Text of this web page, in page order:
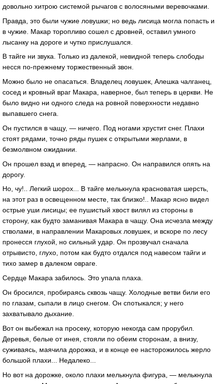
довольно хитрою системой рычагов с волосяными веревочками.
Правда, это были чужие ловушки; но ведь лисица могла попасть и
в чужие. Макар торопливо сошел с дровней, оставил умного
лысанку на дороге и чутко прислушался.
В тайге ни звука. Только из далекой, невидной теперь слободы
несся по-прежнему торжественный звон.
Можно было не опасаться. Владелец ловушек, Алешка чалганец,
сосед и кровный враг Макара, наверное, был теперь в церкви. Не
было видно ни одного следа на ровной поверхности недавно
выпавшего снега.
Он пустился в чащу, — ничего. Под ногами хрустит снег. Плахи
стоят рядами, точно ряды пушек с открытыми жерлами, в
безмолвном ожидании.
Он прошел взад и вперед, — напрасно. Он направился опять на
дорогу.
Но, чу!.. Легкий шорох... В тайге мелькнула красноватая шерсть,
на этот раз в освещенном месте, так близко!.. Макар ясно видел
острые уши лисицы; ее пушистый хвост вилял из стороны в
сторону, как будто заманивая Макара в чащу. Она исчезла между
стволами, в направлении Макаровых ловушек, и вскоре по лесу
пронесся глухой, но сильный удар. Он прозвучал сначала
отрывисто, глухо, потом как будто отдался под навесом тайги и
тихо замер в далеком овраге.
Сердце Макара забилось. Это упала плаха.
Он бросился, пробираясь сквозь чащу. Холодные ветви били его
по глазам, сыпали в лицо снегом. Он спотыкался; у него
захватывало дыхание.
Вот он выбежал на просеку, которую некогда сам прорубил.
Деревья, белые от инея, стояли по обеим сторонам, а внизу,
суживаясь, маячила дорожка, и в конце ее насторожилось жерло
большой плахи... Недалеко...
Но вот на дорожке, около плахи мелькнула фигура, — мелькнула